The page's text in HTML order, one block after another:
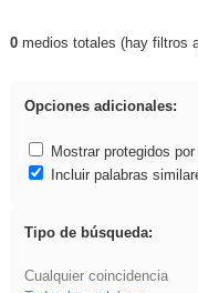
Resultados de:
0medios totales (hay filtros
Opciones adicionales:
Mostrar protegidos
Incluir palabras
Tipo de búsqueda:
Cualquier coincidencia